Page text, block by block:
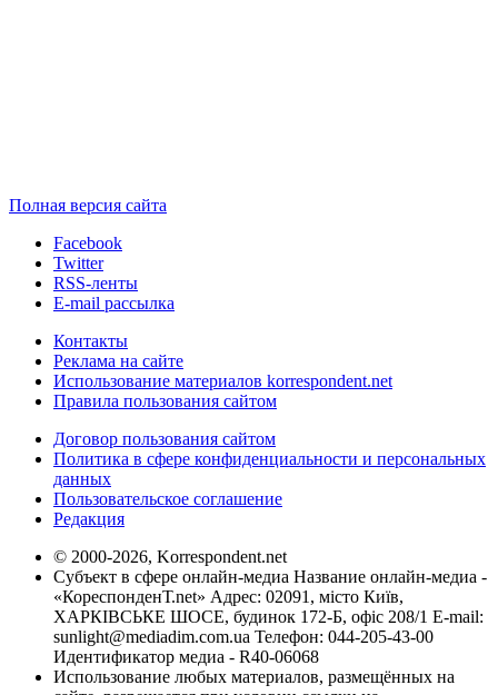
Полная версия сайта
Facebook
Twitter
RSS-ленты
E-mail рассылка
Контакты
Реклама на сайте
Использование материалов korrespondent.net
Правила пользования сайтом
Договор пользования сайтом
Политика в сфере конфиденциальности и персональных
данных
Пользовательское соглашение
Редакция
© 2000-2026, Korrespondent.net
Субъект в сфере онлайн-медиа Название онлайн-медиа -
«КореспонденТ.net» Адрес: 02091, місто Київ,
ХАРКІВСЬКЕ ШОСЕ, будинок 172-Б, офіс 208/1 E-mail:
sunlight@mediadim.com.ua Телефон: 044-205-43-00
Идентификатор медиа - R40-06068
Использование любых материалов, размещённых на